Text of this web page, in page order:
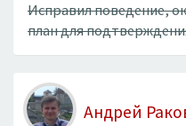
Исправил поведение,
план для
Андрей